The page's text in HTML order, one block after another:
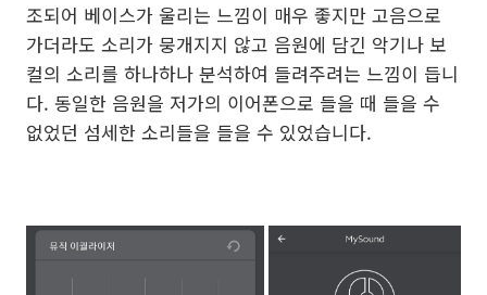
조되어 베이스가 울리는 느낌이 매우 좋지만 고음으로
가더라도 소리가 뭉개지지 않고 음원에 담긴 악기나 보
컬의 소리를 하나하나 분석하여 들려주려는 느낌이 듭니
다. 동일한 음원을 저가의 이어폰으로 들을 때 들을 수
없었던 섬세한 소리들을 들을 수 있었습니다.